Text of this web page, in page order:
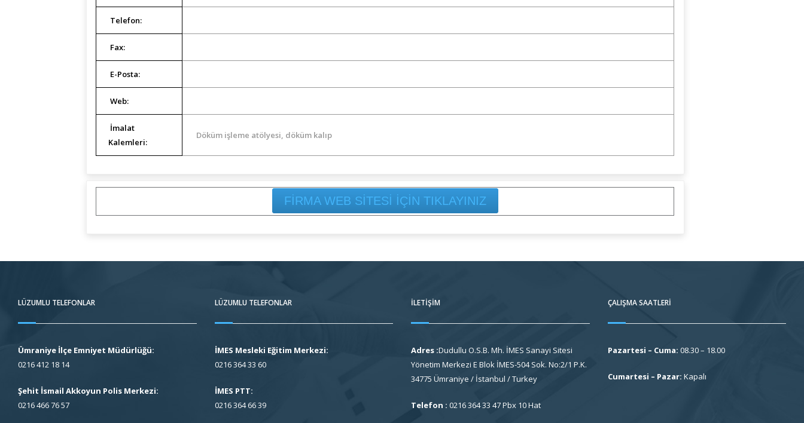
Telefon:
Fax:
E-Posta:
Web:
İmalat
Kalemleri:
Döküm işleme atölyesi, döküm kalıp
FİRMA WEB SİTESİ İÇİN TIKLAYINIZ
LÜZUMLU TELEFONLAR
Ümraniye İlçe Emniyet Müdürlüğü:
0216 412 18 14
Şehit İsmail Akkoyun Polis Merkezi:
0216 466 76 57
LÜZUMLU TELEFONLAR
İMES Mesleki Eğitim Merkezi:
0216 364 33 60
İMES PTT:
0216 364 66 39
İLETIŞIM
Adres :Dudullu O.S.B. Mh. İMES Sanayi Sitesi
Yönetim Merkezi E Blok İMES-504 Sok. No:2/1 P.K.
34775 Ümraniye / İstanbul / Turkey
Telefon : 0216 364 33 47 Pbx 10 Hat
ÇALIŞMA SAATLERI
Pazartesi – Cuma: 08.30 – 18.00
Cumartesi – Pazar: Kapalı